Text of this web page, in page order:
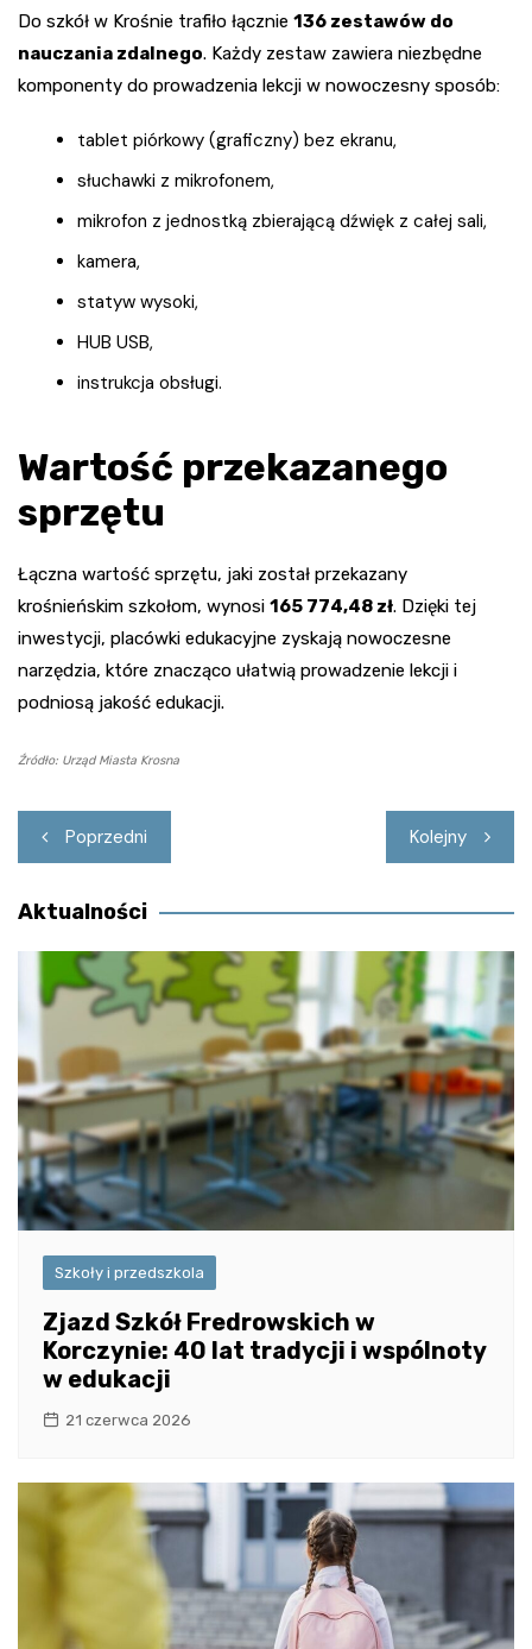
Do szkół w Krośnie trafiło łącznie 136 zestawów do
nauczania zdalnego. Każdy zestaw zawiera niezbędne
komponenty do prowadzenia lekcji w nowoczesny sposób:
tablet piórkowy (graficzny) bez ekranu,
słuchawki z mikrofonem,
mikrofon z jednostką zbierającą dźwięk z całej sali,
kamera,
statyw wysoki,
HUB USB,
instrukcja obsługi.
Wartość przekazanego
sprzętu
Łączna wartość sprzętu, jaki został przekazany
krośnieńskim szkołom, wynosi 165 774,48 zł. Dzięki tej
inwestycji, placówki edukacyjne zyskają nowoczesne
narzędzia, które znacząco ułatwią prowadzenie lekcji i
podniosą jakość edukacji.
Źródło: Urząd Miasta Krosna
Nawigacja
wpisu
Poprzedni Kolejny
Aktualności
Szkoły i przedszkola
Zjazd Szkół Fredrowskich w
Korczynie: 40 lat tradycji i wspólnoty
w edukacji
21 czerwca 2026